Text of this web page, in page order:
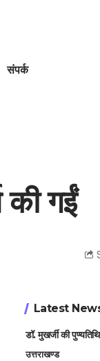
संपर्क
की गईं
Latest
डॉ. मुखर्जी की
उत्तराखण्ड